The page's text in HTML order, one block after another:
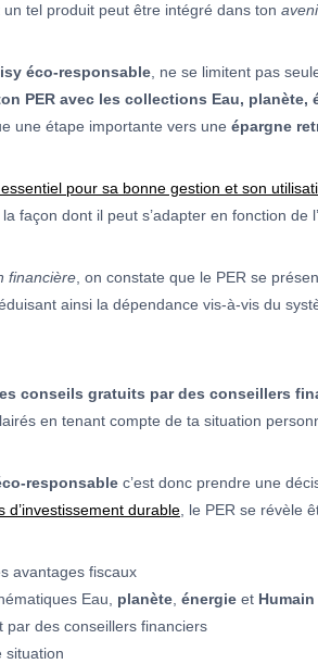
tel produit peut être intégré dans ton
éco-responsable, ne se limitent pas
PER avec les collections Eau, planète,
une étape importante vers une épargne
pour sa bonne gestion et son
façon dont il peut s’adapter en fonction
financière, on constate que le PER se
ainsi la dépendance vis-à-vis du
conseils gratuits par des conseillers
en tenant compte de ta situation
responsable c’est donc prendre une
durable, le PER se révèle
avantages fiscaux
Eau, planète, énergie et Humain
par des conseillers financiers
situation